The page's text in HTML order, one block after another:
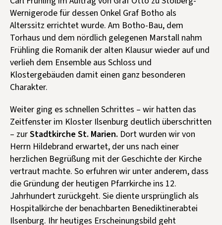
Wernigerode für dessen Onkel Graf Botho als
Alterssitz errichtet wurde. Am Botho-Bau, dem
Torhaus und dem nördlich gelegenen Marstall nahm
Frühling die Romanik der alten Klausur wieder auf und
verlieh dem Ensemble aus Schloss und
Klostergebäuden damit einen ganz besonderen
Charakter.
Weiter ging es schnellen Schrittes – wir hatten das
Zeitfenster im Kloster Ilsenburg deutlich überschritten
– zurStadtkirche St. Marien. Dort wurden wir von
Herrn Hildebrand erwartet, der uns nach einer
herzlichen Begrüßung mit der Geschichte der Kirche
vertraut machte. So erfuhren wir unter anderem, dass
die Gründung der heutigen Pfarrkirche ins 12.
Jahrhundert zurückgeht. Sie diente ursprünglich als
Hospitalkirche der benachbarten Benediktinerabtei
Ilsenburg. Ihr heutiges Erscheinungsbild geht